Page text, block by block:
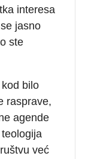
interesa
jasno
ste
bilo
rasprave,
agende
već